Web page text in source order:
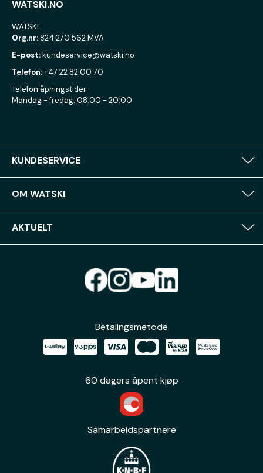
WATSKI.NO
WATSKI
Org.nr:824 270 562 MVA
E-post:kundeservice@watski.no
Telefon:+47 22 82 00 70
Telefon åpningstider:
Mandag - fredag: 08:00 - 20:00
KUNDESERVICE
OM WATSKI
AKTUELT
Betalingsmetode
60 dagers åpent kjøp
Samarbeidspartnere